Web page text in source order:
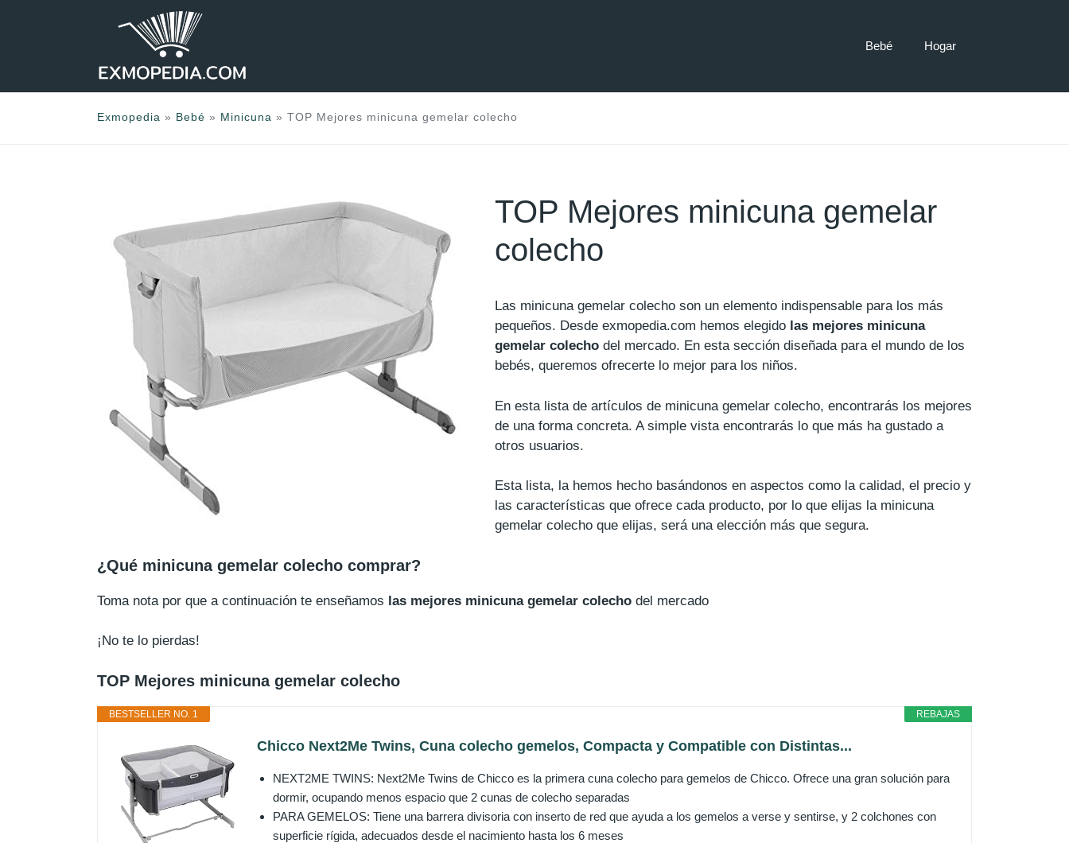
Bebé Hogar
Exmopedia » Bebé » Minicuna » TOP Mejores minicuna gemelar colecho
TOP Mejores minicuna gemelar
colecho
Las minicuna gemelar colecho son un elemento indispensable para los más
pequeños. Desde exmopedia.com hemos elegido las mejores minicuna
gemelar colecho del mercado. En esta sección diseñada para el mundo de los
bebés, queremos ofrecerte lo mejor para los niños.
En esta lista de artículos de minicuna gemelar colecho, encontrarás los mejores
de una forma concreta. A simple vista encontrarás lo que más ha gustado a
otros usuarios.
Esta lista, la hemos hecho basándonos en aspectos como la calidad, el precio y
las características que ofrece cada producto, por lo que elijas la minicuna
gemelar colecho que elijas, será una elección más que segura.
¿Qué minicuna gemelar colecho comprar?
Toma nota por que a continuación te enseñamos las mejores minicuna gemelar colecho del mercado
¡No te lo pierdas!
TOP Mejores minicuna gemelar colecho
REBAJAS
BESTSELLER NO. 1
Chicco Next2Me Twins, Cuna colecho gemelos, Compacta y Compatible con Distintas...
NEXT2ME TWINS: Next2Me Twins de Chicco es la primera cuna colecho para gemelos de Chicco. Ofrece una gran solución para
dormir, ocupando menos espacio que 2 cunas de colecho separadas
PARA GEMELOS: Tiene una barrera divisoria con inserto de red que ayuda a los gemelos a verse y sentirse, y 2 colchones con
superficie rígida, adecuados desde el nacimiento hasta los 6 meses